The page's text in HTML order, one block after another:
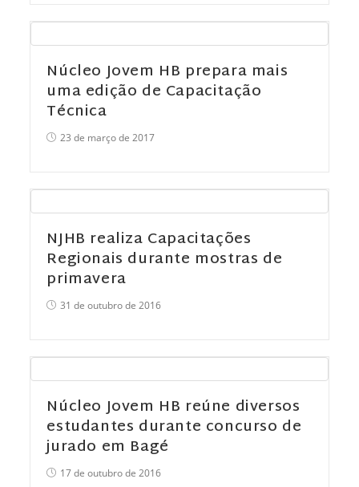
Núcleo Jovem HB prepara mais
uma edição de Capacitação
Técnica
23 de março de 2017
NJHB realiza Capacitações
Regionais durante mostras de
primavera
31 de outubro de 2016
Núcleo Jovem HB reúne diversos
estudantes durante concurso de
jurado em Bagé
17 de outubro de 2016